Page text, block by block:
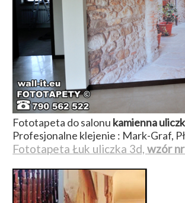
Fototapeta do salonu kamienna
Profesjonalne klejenie : Mark-Graf,
Fototapeta Łuk uliczka 3d,wzór